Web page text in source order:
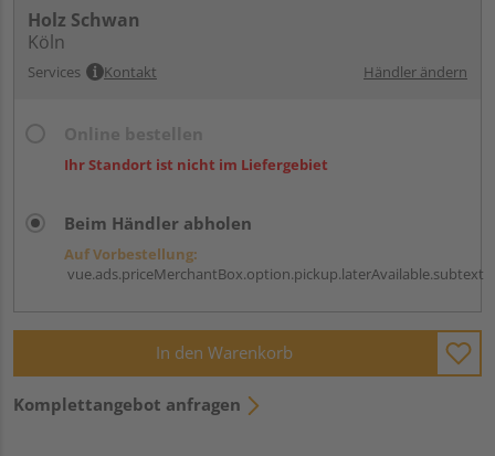
Holz Schwan
Köln
Services Kontakt Händler ändern
Ihr Standort ist nicht im Liefergebiet
Beim Händler abholen
Auf Vorbestellung:
vue.ads.priceMerchantBox.option.pickup.laterAvailable.subtext
In den Warenkorb
Komplettangebot anfragen